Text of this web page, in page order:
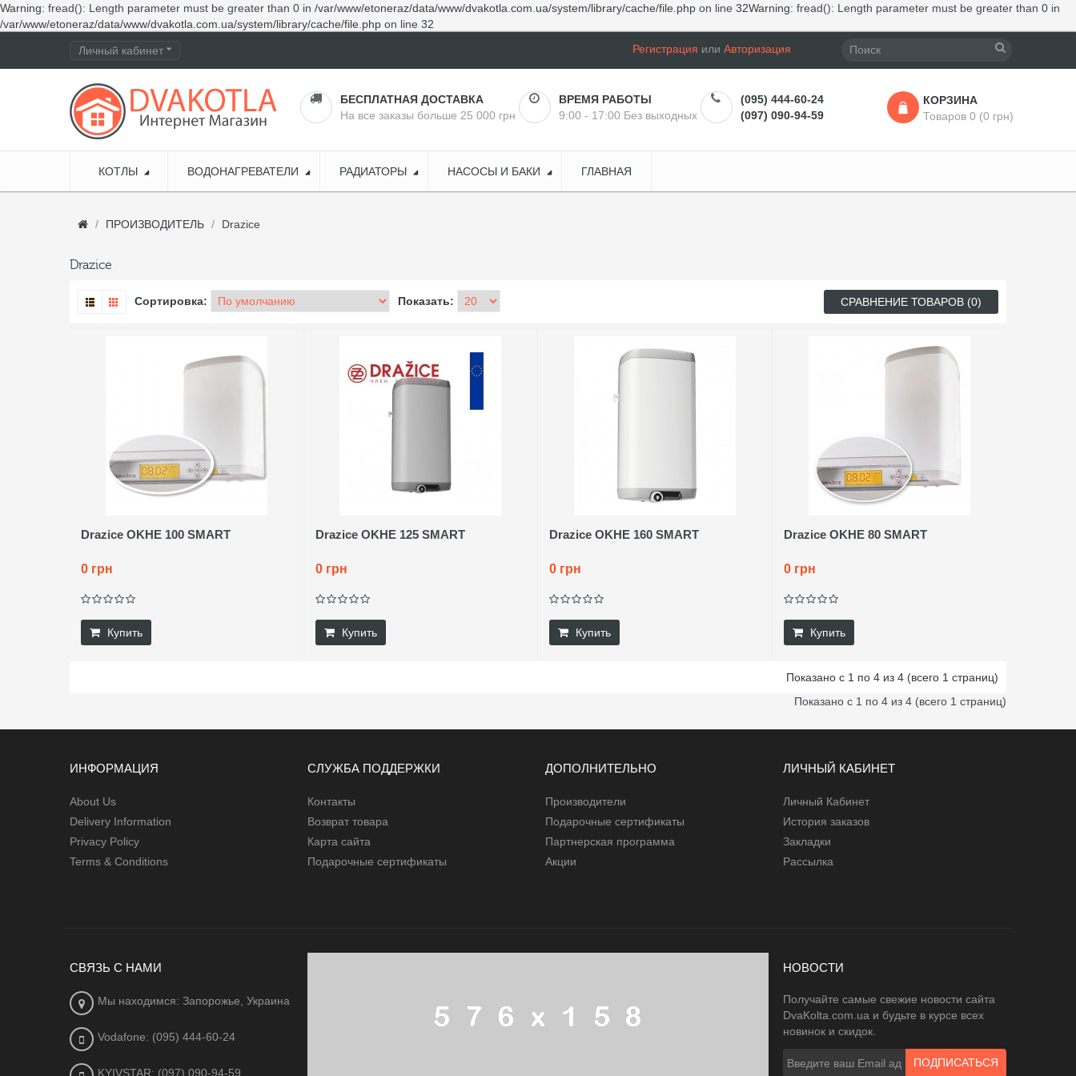
Warning: fread(): Length parameter must be greater than 0 in /var/www/etoneraz/data/www/dvakotla.com.ua/system/library/cache/file.php on line 32Warning: fread(): Length parameter must be greater than 0 in
/var/www/etoneraz/data/www/dvakotla.com.ua/system/library/cache/file.php on line 32
Личный кабинет Регистрация или Авторизация
БЕСПЛАТНАЯ ДОСТАВКА
На все заказы больше 25 000 грн
ВРЕМЯ РАБОТЫ
9:00 - 17:00 Без выходных
(095) 444-60-24
(097) 090-94-59
КОРЗИНА
Товаров 0 (0 грн)
КОТЛЫ ВОДОНАГРЕВАТЕЛИ РАДИАТОРЫ НАСОСЫ И БАКИ ГЛАВНАЯ
ПРОИЗВОДИТЕЛЬ Drazice
Drazice
СРАВНЕНИЕ ТОВАРОВ (0)
Сортировка: Показать:
Drazice OKHE 100 SMART
0 грн
Купить
Drazice OKHE 125 SMART
0 грн
Купить
Drazice OKHE 160 SMART
0 грн
Купить
Drazice OKHE 80 SMART
0 грн
Купить
Показано с 1 по 4 из 4 (всего 1 страниц)
Показано с 1 по 4 из 4 (всего 1 страниц)
ИНФОРМАЦИЯ
About Us
Delivery Information
Privacy Policy
Terms & Conditions
СЛУЖБА ПОДДЕРЖКИ
Контакты
Возврат товара
Карта сайта
Подарочные сертификаты
ДОПОЛНИТЕЛЬНО
Производители
Подарочные сертификаты
Партнерская программа
Акции
ЛИЧНЫЙ КАБИНЕТ
Личный Кабинет
История заказов
Закладки
Рассылка
СВЯЗЬ С НАМИ
Мы находимся: Запорожье, Украина
Vodafone: (095) 444-60-24
KYIVSTAR: (097) 090-94-59
НОВОСТИ
Получайте самые свежие новости сайта
DvaKolta.com.ua и будьте в курсе всех
новинок и скидок.
ПОДПИСАТЬСЯ